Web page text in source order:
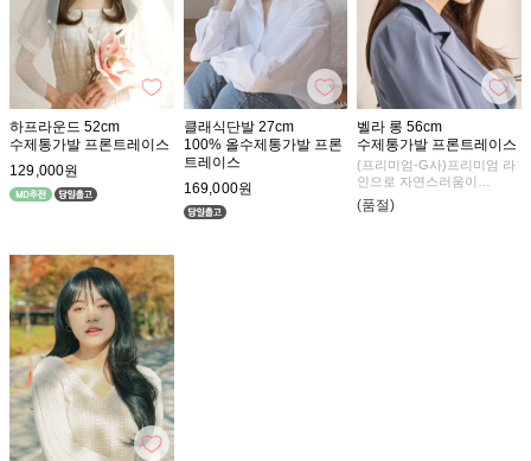
하프라운드 52cm
수제통가발 프론트레이스
129,000원
클래식단발 27cm
100% 올수제통가발 프론
트레이스
169,000원
벨라 롱 56cm
수제통가발 프론트레이스
(프리미엄-G사)프리미엄 라
인으로 자연스러움이
더욱 업그레이드 되었어요
(품절)